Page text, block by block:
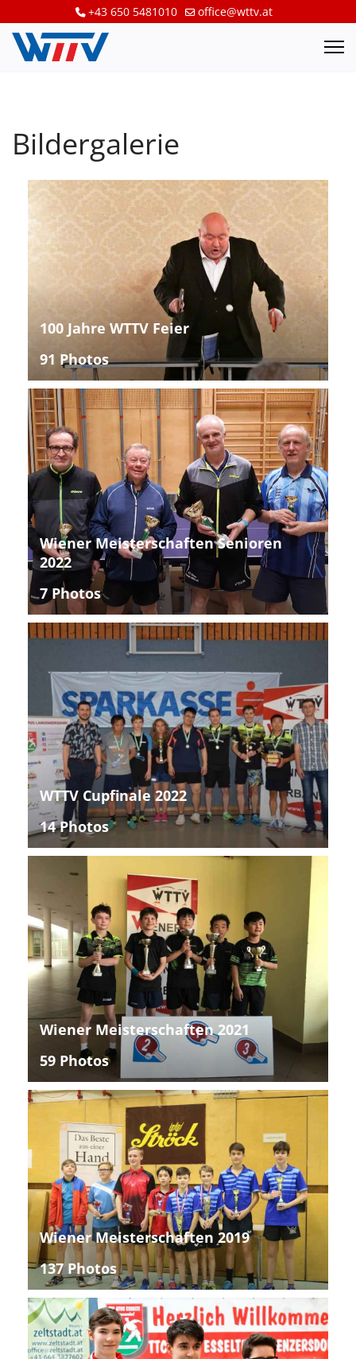
+43 650 5481010 office@wttv.at
Bildergalerie
100 Jahre WTTV Feier
91 Photos
Wiener Meisterschaften Senioren
2022
7 Photos
WTTV Cupfinale 2022
14 Photos
Wiener Meisterschaften 2021
59 Photos
Wiener Meisterschaften 2019
137 Photos